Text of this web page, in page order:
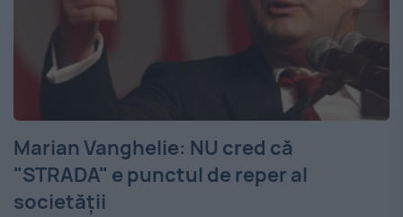
Marian Vanghelie: NU cred că
"STRADA" e punctul de reper al
societăţii